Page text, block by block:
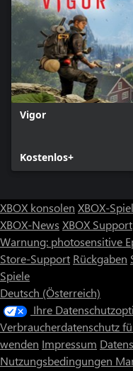
Vigor
Kostenlos+
XBOX konsolen XBOX-
XBOX-News XBOX Support
Warnung: photosensitive
Store-Support Rückgaben
Spiele
Deutsch (Österreich)
Ihre
Verbraucherdatenschutz
wenden Impressum
Nutzungsbedingungen